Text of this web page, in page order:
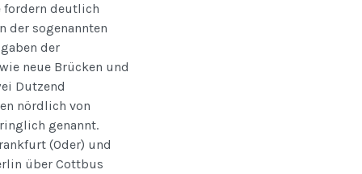
fordern deutlich
der sogenannten
der
neue Brücken und
Dutzend
nördlich von
genannt.
(Oder) und
über Cottbus